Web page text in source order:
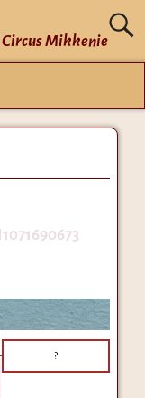
Mikkenie
I1071690673
?